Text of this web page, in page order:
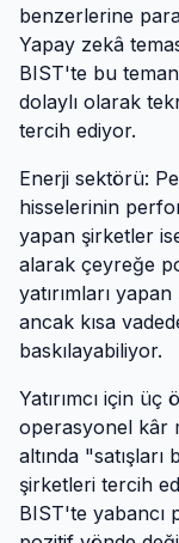
benzerlerine
Yapay zekâ
BIST'te bu
dolaylı olarak
tercih ediyor.
Enerji sektörü:
hisselerinin
yapan şirketler
alarak çeyreğe
yatırımları
ancak kısa
baskılayabiliyor.
Yatırımcı için üç
operasyonel kâr
altında
şirketleri tercih
BIST'te yabancı